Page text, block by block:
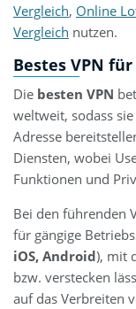
Vergleich, Online
Vergleich nutzen.
Bestes VPN
Die besten VPN
weltweit, sodass
Adresse
Diensten, wobei
Funktionen und
Bei den führenden
für gängige
iOS, Android), mit
bzw. verstecken
auf das Verbreiten